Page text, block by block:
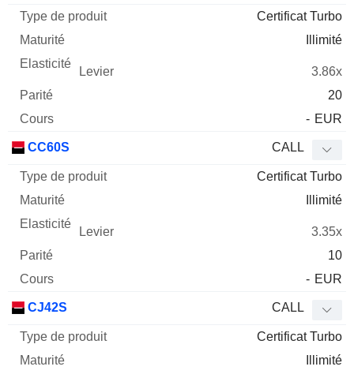
Mnemo Type produit
Levier Parité
Certificat Turbo
Illimité
3.86x
20
- EUR
CC60S CALL
Certificat Turbo
Illimité
3.35x
10
- EUR
CJ42S CALL
Certificat Turbo
Illimité